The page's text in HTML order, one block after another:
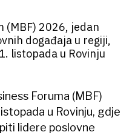
(MBF) 2026, jedan
događaja u regiji,
listopada u Rovinju
Foruma (MBF)
u Rovinju, gdje
lidere poslovne